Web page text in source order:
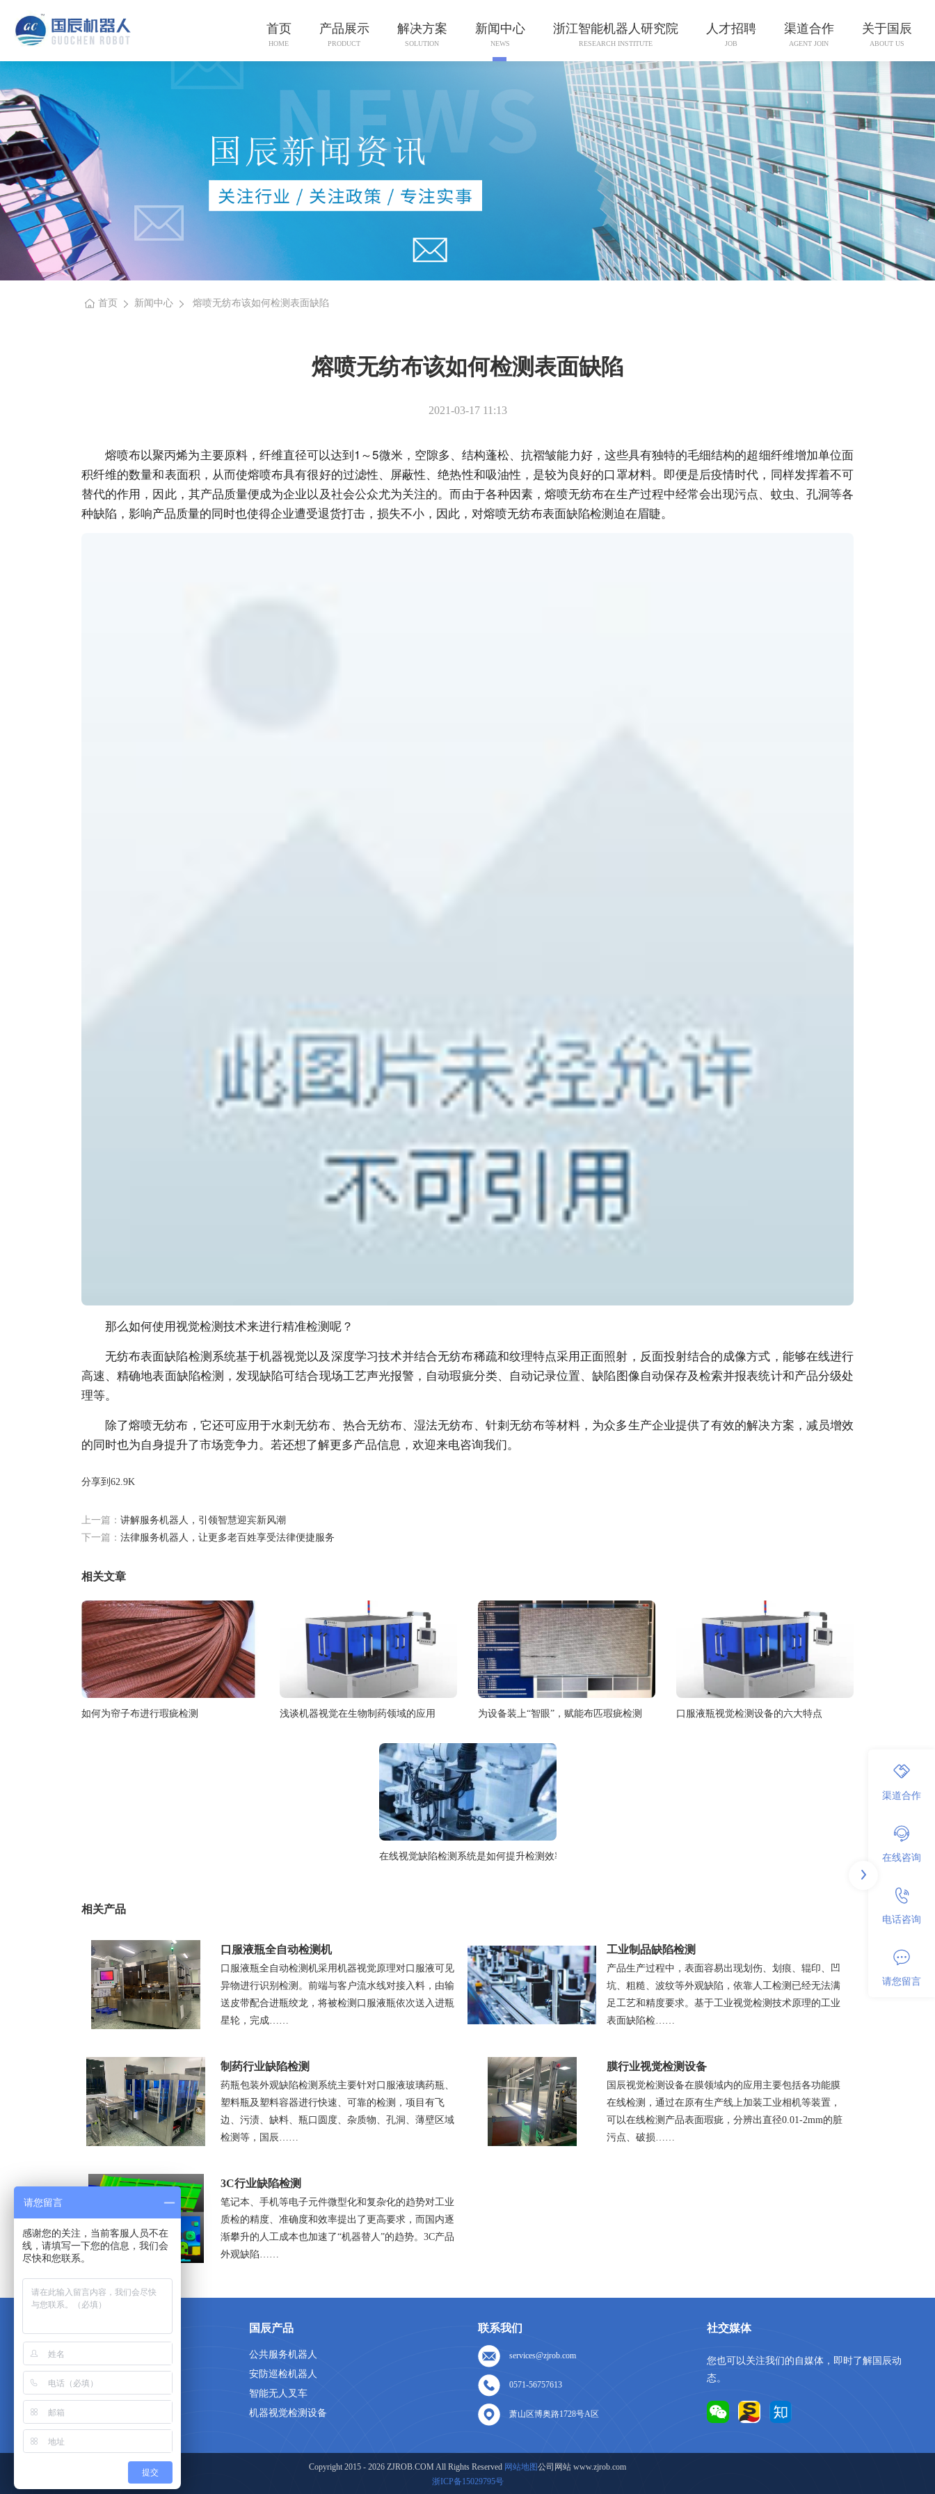
首页
HOME
产品展示
PRODUCT
解决方案
SOLUTION
新闻中心
NEWS
浙江智能机器人研究院
RESEARCH INSTITUTE
人才招聘
JOB
渠道合作
AGENT JOIN
关于国辰
ABOUT US
首页 新闻中心 熔喷无纺布该如何检测表面缺陷
熔喷无纺布该如何检测表面缺陷
2021-03-17 11:13
熔喷布以聚丙烯为主要原料，纤维直径可以达到1～5微米，空隙多、结构蓬松、抗褶皱能力好，这些具有独特的毛细结构的超细纤维增加单位面
积纤维的数量和表面积，从而使熔喷布具有很好的过滤性、屏蔽性、绝热性和吸油性，是较为良好的口罩材料。即便是后疫情时代，同样发挥着不可
替代的作用，因此，其产品质量便成为企业以及社会公众尤为关注的。而由于各种因素，熔喷无纺布在生产过程中经常会出现污点、蚊虫、孔洞等各
种缺陷，影响产品质量的同时也使得企业遭受退货打击，损失不小，因此，对熔喷无纺布表面缺陷检测迫在眉睫。
那么如何使用视觉检测技术来进行精准检测呢？
无纺布表面缺陷检测系统基于机器视觉以及深度学习技术并结合无纺布稀疏和纹理特点采用正面照射，反面投射结合的成像方式，能够在线进行
高速、精确地表面缺陷检测，发现缺陷可结合现场工艺声光报警，自动瑕疵分类、自动记录位置、缺陷图像自动保存及检索并报表统计和产品分级处
理等。
除了熔喷无纺布，它还可应用于水刺无纺布、热合无纺布、湿法无纺布、针刺无纺布等材料，为众多生产企业提供了有效的解决方案，减员增效
的同时也为自身提升了市场竞争力。若还想了解更多产品信息，欢迎来电咨询我们。
分享到 62.9K
上一篇： 讲解服务机器人，引领智慧迎宾新风潮
下一篇： 法律服务机器人，让更多老百姓享受法律便捷服务
相关文章
如何为帘子布进行瑕疵检测 浅谈机器视觉在生物制药领域的应用 为设备装上“智眼”，赋能布匹瑕疵检测 口服液瓶视觉检测设备的六大特点
在线视觉缺陷检测系统是如何提升检测效率的？
相关产品
口服液瓶全自动检测机
口服液瓶全自动检测机采用机器视觉原理对口服液可见
异物进行识别检测。前端与客户流水线对接入料，由输
送皮带配合进瓶绞龙，将被检测口服液瓶依次送入进瓶
星轮，完成……
工业制品缺陷检测
产品生产过程中，表面容易出现划伤、划痕、辊印、凹
坑、粗糙、波纹等外观缺陷，依靠人工检测已经无法满
足工艺和精度要求。基于工业视觉检测技术原理的工业
表面缺陷检……
制药行业缺陷检测
药瓶包装外观缺陷检测系统主要针对口服液玻璃药瓶、
塑料瓶及塑料容器进行快速、可靠的检测，项目有飞
边、污渍、缺料、瓶口圆度、杂质物、孔洞、薄壁区域
检测等，国辰……
膜行业视觉检测设备
国辰视觉检测设备在膜领域内的应用主要包括各功能膜
在线检测，通过在原有生产线上加装工业相机等装置，
可以在线检测产品表面瑕疵，分辨出直径0.01-2mm的脏
污点、破损……
3C行业缺陷检测
笔记本、手机等电子元件微型化和复杂化的趋势对工业
质检的精度、准确度和效率提出了更高要求，而国内逐
渐攀升的人工成本也加速了“机器替人”的趋势。3C产品
外观缺陷……
首页
关于我们
人才招聘
联系我们
网站地图
国辰产品
公共服务机器人
安防巡检机器人
智能无人叉车
机器视觉检测设备
联系我们
services@zjrob.com
0571-56757613
萧山区博奥路1728号A区
社交媒体
您也可以关注我们的自媒体，即时了解国辰动
态。
Copyright 2015 - 2026 ZJROB.COM All Rights Reserved 网站地图公司网站 www.zjrob.com
浙ICP备15029795号
渠道合作
在线咨询
电话咨询
请您留言
请您留言
感谢您的关注，当前客服人员不在
线，请填写一下您的信息，我们会
尽快和您联系。
提交